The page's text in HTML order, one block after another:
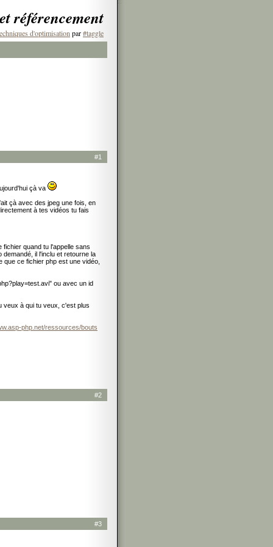
référencement
d'optimisation par#taggle
#1
çà va
çà avec des jpeg une fois, en
à tes vidéos tu fais
quand tu l'appelle sans
il l'inclu et retourne la
ce fichier php est une vidéo,
ou avec un id
veux à qui tu veux, c'est plus
php.net/ressources/bouts
#2
#3